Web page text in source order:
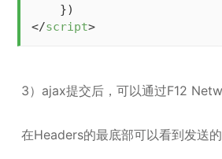
</script>
3）ajax提交后，可以通过F12
在Headers的最底部可以看到发送